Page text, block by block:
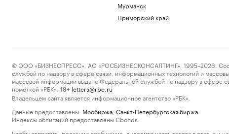
Мурманск
Приморский край
© ООО «БИЗНЕСПРЕСС», АО «РОСБИЗНЕСКОНСАЛТИНГ», 1995–2026.
службой по надзору в сфере связи, информационных технологий и
массовой информации выдано Федеральной службой по надзору в
пометкой «РБК».
18+ letters@rbc.ru
Владельцем сайта является информационное агентство «РБК».
Данные предоставлены: Мосбиржа Санкт-Петербургская биржа
Индексы облигаций предоставлены Cbonds.